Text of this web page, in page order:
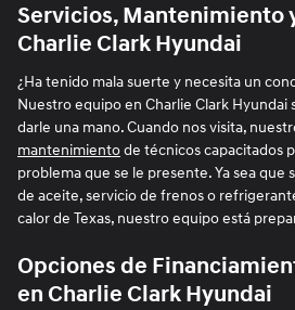
Servicios, Mantenimiento
Charlie Clark Hyundai
¿Ha tenido mala suerte y necesita un
Nuestro equipo en Charlie Clark Hyundai
darle una mano. Cuando nos visita,
mantenimientode técnicos capacitados
problema que se le presente. Ya sea que
de aceite, servicio de frenos o
calor de Texas, nuestro equipo está
Opciones de
en Charlie Clark Hyundai